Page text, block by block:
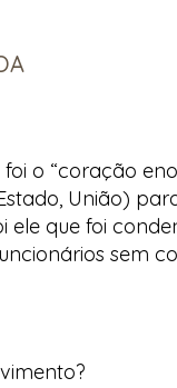
o “coração
União)
ele que foi
sem